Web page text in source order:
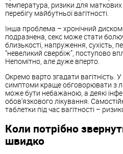
температура, ризики для маткових
перебігу майбутньої вагітності.
Інша проблема – хронічний
подразнена, секс може стати
близькості, напруження, сухість,
“невеликий свербіж”, поступово
Непомітно, але дуже вперто.
Окремо варто згадати вагітність. У
симптоми краще обговорювати з
може бути небажаною, а деякі
обов’язкового лікування.
таблетки під час вагітності –
Коли потрібно
швидко